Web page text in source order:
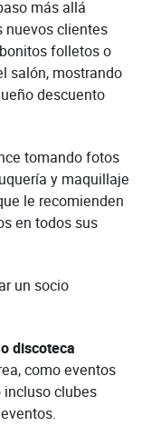
más allá
nuevos clientes
folletos o
salón, mostrando
descuento
tomando fotos
y maquillaje
le recomienden
en todos sus
un socio
discoteca
como eventos
clubes